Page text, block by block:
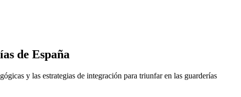
de España
y las estrategias de integración para triunfar en las guarderías